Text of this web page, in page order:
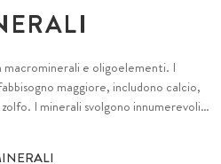
macrominerali e oligoelementi. I
maggiore, includono calcio,
I minerali svolgono innumerevoli